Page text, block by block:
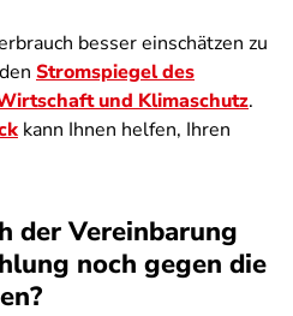
besser einschätzen zu
Stromspiegel des
und Klimaschutz.
kann Ihnen helfen, Ihren
der Vereinbarung
noch gegen die